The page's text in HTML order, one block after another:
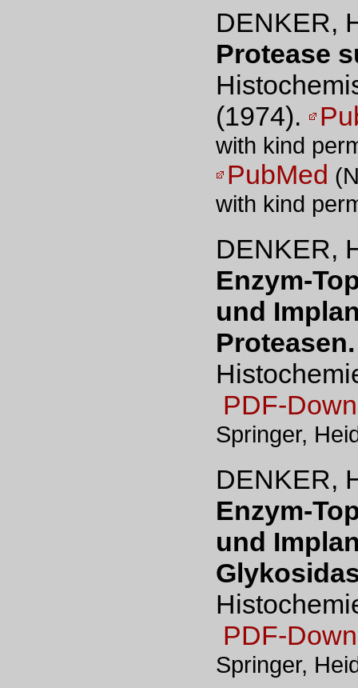
DENKER,
Protease
(1974).
with kind
PubMed
with kind
DENKER,
Enzym-
und
Proteasen.
PDF-
Springer,
DENKER,
Enzym-
und
PDF-
Springer,